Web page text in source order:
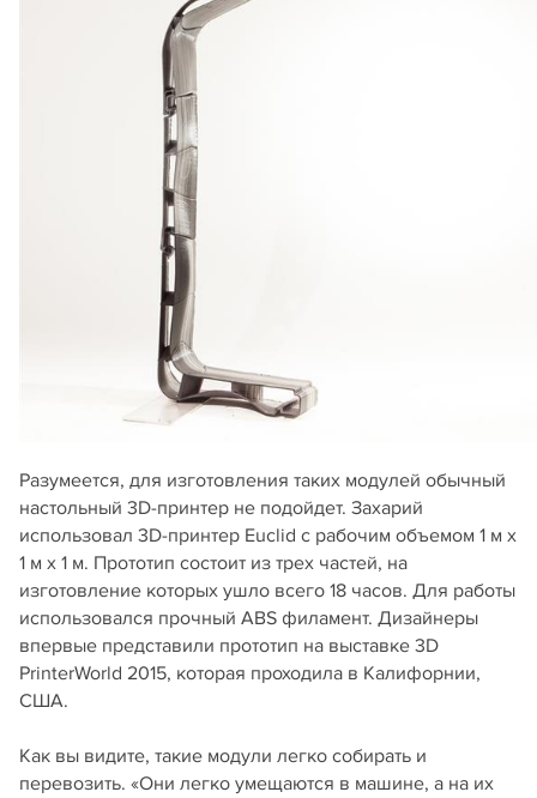
Разумеется, для изготовления таких модулей обычный
настольный 3D-принтер не подойдет. Захарий
использовал 3D-принтер Euclid с рабочим объемом 1 м х
1 м х 1 м. Прототип состоит из трех частей, на
изготовление которых ушло всего 18 часов. Для работы
использовался прочный ABS филамент. Дизайнеры
впервые представили прототип на выставке 3D
PrinterWorld 2015, которая проходила в Калифорнии,
США.
Как вы видите, такие модули легко собирать и
перевозить. «Они легко умещаются в машине, а на их